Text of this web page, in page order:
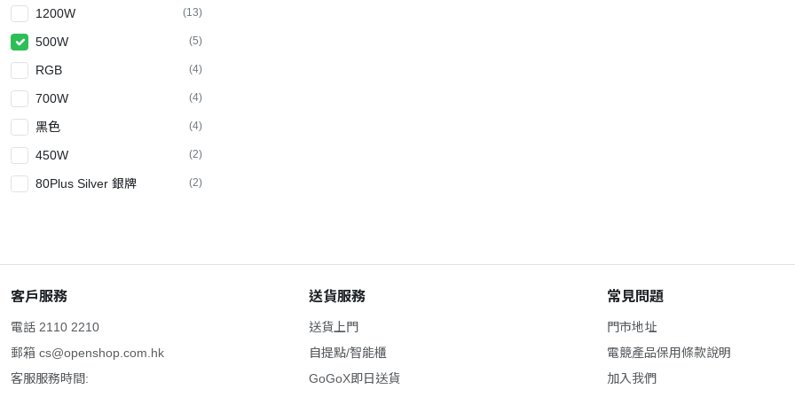
1200W (13)
500W (5)
RGB (4)
700W (4)
黑色 (4)
450W (2)
80Plus Silver 銀牌 (2)
客戶服務
電話 2110 2210
郵箱 cs@openshop.com.hk
客服服務時間:
送貨服務
送貨上門
自提點/智能櫃
GoGoX即日送貨
常見問題
門市地址
電競產品保用條款說明
加入我們